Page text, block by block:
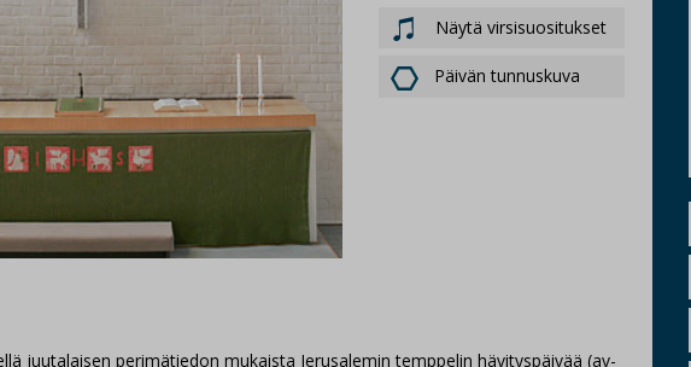
Näytä virsisuositukset
Päivän tunnuskuva
juutalaisen perimätiedon mukaista Jerusalemin temppelin hävityspäivää (av-